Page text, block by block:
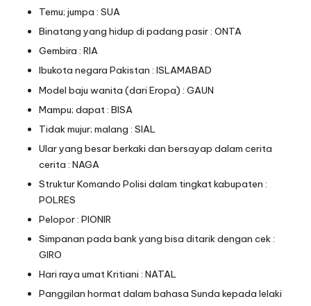
Temu; jumpa : SUA
Binatang yang hidup di padang pasir : ONTA
Gembira : RIA
Ibukota negara Pakistan : ISLAMABAD
Model baju wanita (dari Eropa) : GAUN
Mampu; dapat : BISA
Tidak mujur; malang : SIAL
Ular yang besar berkaki dan bersayap dalam cerita
cerita : NAGA
Struktur Komando Polisi dalam tingkat kabupaten :
POLRES
Pelopor : PIONIR
Simpanan pada bank yang bisa ditarik dengan cek :
GIRO
Hari raya umat Kritiani : NATAL
Panggilan hormat dalam bahasa Sunda kepada lelaki